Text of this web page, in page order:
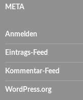
META
Anmelden
Eintrags-Feed
Kommentar-Feed
WordPress.org